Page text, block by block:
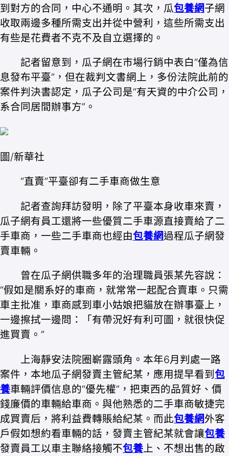
到對方的合同，中心不通明。其次，瓜包養網子網
收取兩邊多種所需支出并從中營利，這些所需支出
有些是花費者不克不及自立選擇的。
記者留意到，瓜子網在市場行銷中表白“僅為信
息發布平臺”，但在裁判文書網上，多份法院此前的
案件判決書認定，瓜子公司是“有天資的中介公司，
系合同居間辦事方”。
圖/新華社
“直賣”平臺卻有二手車商做生意
記者查詢拜訪發明，除了平臺本身收車來賣，
瓜子網有員工還將一些優質二手車源直接賣給了二
手車商，一些二手車商也經由包養網過程瓜子網發
賣車輛。
曾在瓜子網供職多年的治理職員張某先容說：
“假如是關系好的車商，就常常一起配合賣車。只需
車主批准，車商感到車小姑娘把貓放在辦事臺上，
一邊擦拭一邊問：「有帶況好有利可圖，就很快促
進買賣。”
上海靜安法院圈嶄露頭角。本年6月判處一路
案件，本地瓜子網發賣主管紀某，應用提早看到 包
養車輛評價信息的“優先權”，把東西的品質好、價
錢廉價的車輛給車商。與他熟悉的二手車商敏捷完
成買賣后，將利益費轉賬給紀某。而此包養網外客
戶假如想約看車輛的話，發賣主管紀某就會讓包養
發賣員工以車主聯絡接觸不包養上、不想出售的啟